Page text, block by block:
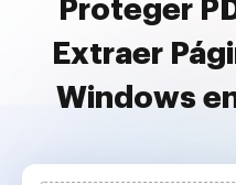
Proteger
Extraer
Windows